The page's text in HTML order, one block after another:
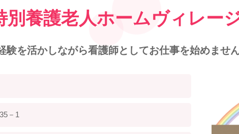
別養護老人ホームヴィレー
験を活かしながら看護師としてお仕事を始めませ
－1